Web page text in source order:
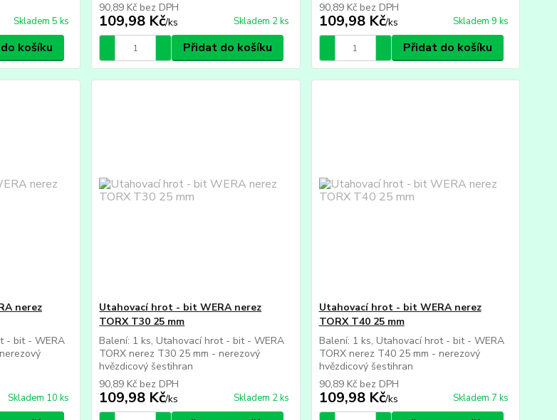
Skladem 5 ks
košíku
109,98 Kč/ks
90,89 Kč bez DPH
Skladem 2 ks
Přidat do košíku
109,98 Kč/ks
90,89 Kč bez DPH
Skladem 9 ks
Přidat do košíku
nerez
- bit - WERA
Skladem 10 ks
Utahovací hrot - bit WERA nerez
TORX T30 25 mm
Balení: 1 ks, Utahovací hrot - bit - WERA
TORX nerez T30 25 mm - nerezový
hvězdicový šestihran
109,98 Kč/ks
90,89 Kč bez DPH
Skladem 2 ks
Utahovací hrot - bit WERA nerez
TORX T40 25 mm
Balení: 1 ks, Utahovací hrot - bit - WERA
TORX nerez T40 25 mm - nerezový
hvězdicový šestihran
109,98 Kč/ks
90,89 Kč bez DPH
Skladem 7 ks